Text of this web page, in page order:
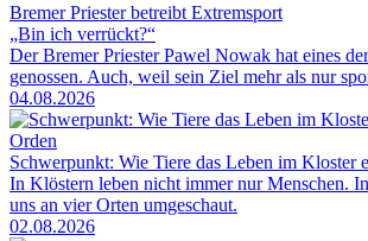
Bremer Priester betreibt Extremsport
„Bin ich verrückt?“
Der Bremer Priester Pawel Nowak hat eines
genossen. Auch, weil sein Ziel mehr als nur
04.08.2026
Orden
Schwerpunkt: Wie Tiere das Leben im Kloster
In Klöstern leben nicht immer nur Menschen.
uns an vier Orten umgeschaut.
02.08.2026